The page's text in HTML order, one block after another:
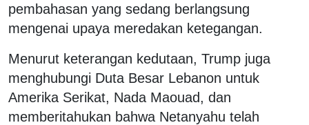
pembahasan yang sedang berlangsung
mengenai upaya meredakan ketegangan.
Menurut keterangan kedutaan, Trump juga
menghubungi Duta Besar Lebanon untuk
Amerika Serikat, Nada Maouad, dan
memberitahukan bahwa Netanyahu telah